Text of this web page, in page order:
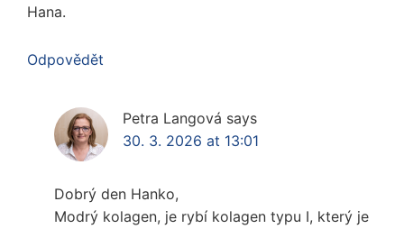
Hana.
Odpovědět
Petra Langová says
30. 3. 2026 at 13:01
Dobrý den Hanko,
Modrý kolagen, je rybí kolagen typu I, který je